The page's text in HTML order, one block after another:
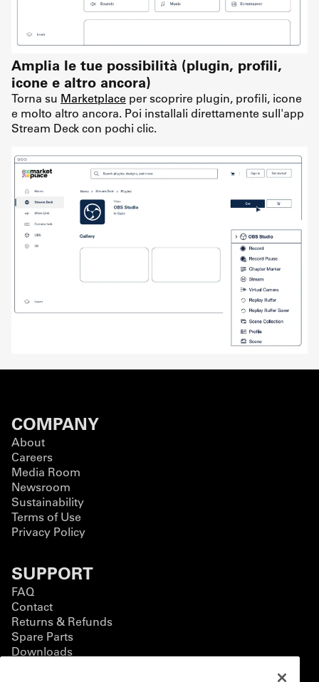
Amplia le tue possibilità (plugin, profili,
icone e altro ancora)
Torna su Marketplace per scoprire plugin, profili, icone
e molto altro ancora. Poi installali direttamente sull'app
Stream Deck con pochi clic.
COMPANY
About
Careers
Media Room
Newsroom
Sustainability
Terms of Use
Privacy Policy
SUPPORT
FAQ
Contact
Returns & Refunds
Spare Parts
Downloads